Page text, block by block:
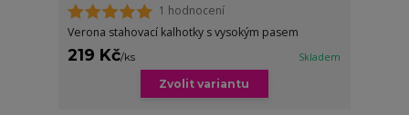
1 hodnocení
Verona stahovací kalhotky s vysokým pasem
219 Kč/ks Skladem
Zvolit variantu